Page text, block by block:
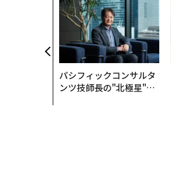
パシフィックコンサルタ
ンツ技師長の"北極星"。